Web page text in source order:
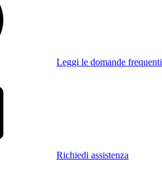
Leggi le domande frequenti
Richiedi assistenza